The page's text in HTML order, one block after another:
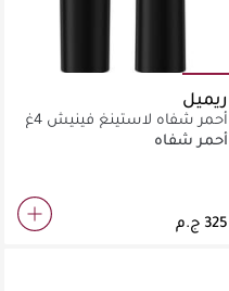
ريميل
أحمر شفاه لاستينغ فينيش 4غ
– بلاش بينك
أحمر شفاه